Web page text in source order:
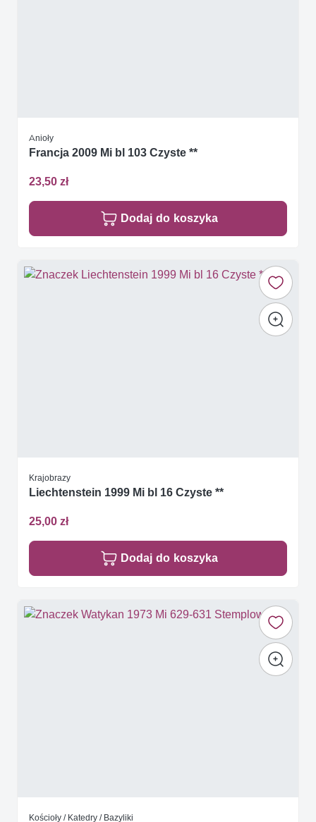
Anioły
Francja 2009 Mi bl 103 Czyste **
23,50 zł
Dodaj do koszyka
Krajobrazy
Liechtenstein 1999 Mi bl 16 Czyste **
25,00 zł
Dodaj do koszyka
Kościoły / Katedry / Bazyliki